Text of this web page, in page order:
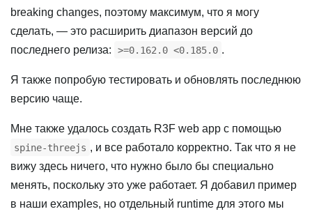
breaking changes, поэтому максимум, что я могу
сделать, — это расширить диапазон версий до
последнего релиза:
>=0.162.0 <0.185.0 .
Я также попробую тестировать и обновлять последнюю
версию чаще.
Мне также удалось создать R3F web app с помощью
spine-threejs , и все работало корректно. Так что я не
вижу здесь ничего, что нужно было бы специально
менять, поскольку это уже работает. Я добавил пример
в наши examples, но отдельный runtime для этого мы